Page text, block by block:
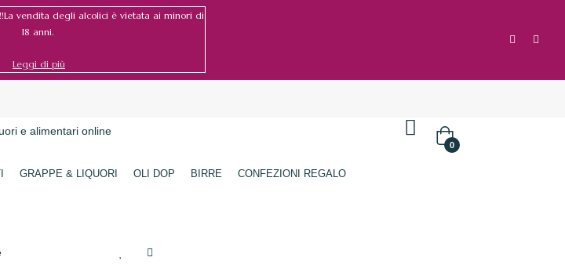
vendita degli alcolici è vietata ai minori di
18 anni.
Leggi di più
0
GRAPPE & LIQUORI OLI DOP BIRRE CONFEZIONI REGALO